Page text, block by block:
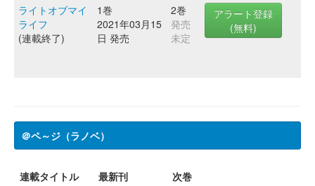
ライトオブマイ
ライフ
(連載終了)
1巻
2021年03月15
日 発売
2巻
発売
未定
アラート登録
(無料)
＠ペ～ジ（ラノベ）
連載タイトル 最新刊
次巻